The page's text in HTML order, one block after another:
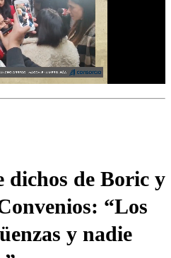
dichos de Boric y
“Los
y nadie